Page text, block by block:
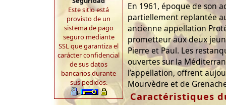
Este sitio está
provisto de un
sistema de pago
seguro mediante
SSL que garantiza el
carácter confidencial
de sus datos
bancarios durante
sus pedidos.
En 1961, époque de son
partiellement replantée
ancienne appellation
prometteur aux deux
Pierre et Paul. Les
ouvertes sur la
l’appellation, offrent
Mourvèdre et de
Caractéristiques